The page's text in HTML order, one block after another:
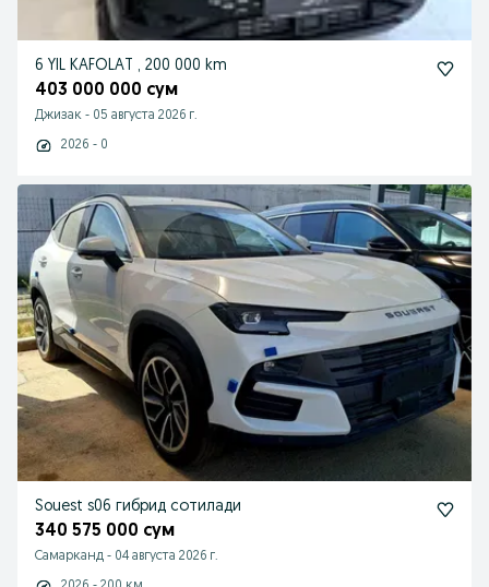
6 YIL KAFOLAT , 200 000 km
403 000 000 сум
Джизак - 05 августа 2026 г.
2026 - 0
Souest s06 гибрид сотилади
340 575 000 сум
Самарканд - 04 августа 2026 г.